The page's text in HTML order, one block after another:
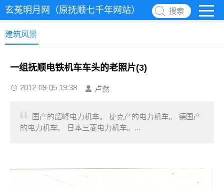
玄菟明月网（原抚顺七千年网站） 搜索
建筑风景
一组抚顺电铁机车车头的老照片(3)
2012-09-05 19:38 卢然
国产的韶峰电力机车。 捷克产的电力机车。 德国产
的电力机车。 日本三菱电力机车。...